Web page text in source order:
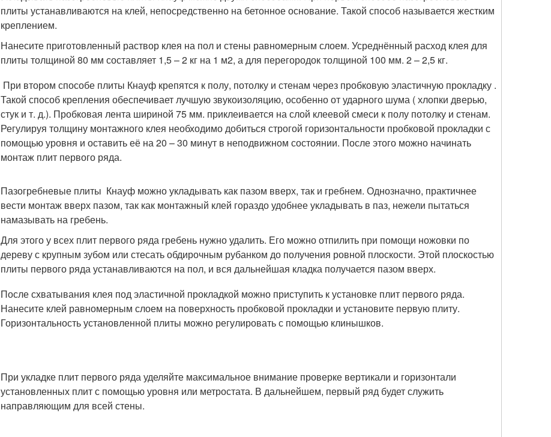
плиты устанавливаются на клей, непосредственно на бетонное основание. Такой способ называется жестким
креплением.
Нанесите приготовленный раствор клея на пол и стены равномерным слоем. Усреднённый расход клея для
плиты толщиной 80 мм составляет 1,5 – 2 кг на 1 м2, а для перегородок толщиной 100 мм. 2 – 2,5 кг.
При втором способе плиты Кнауф крепятся к полу, потолку и стенам через пробковую эластичную прокладку .
Такой способ крепления обеспечивает лучшую звукоизоляцию, особенно от ударного шума ( хлопки дверью,
стук и т. д.). Пробковая лента шириной 75 мм. приклеивается на слой клеевой смеси к полу потолку и стенам.
Регулируя толщину монтажного клея необходимо добиться строгой горизонтальности пробковой прокладки с
помощью уровня и оставить её на 20 – 30 минут в неподвижном состоянии. После этого можно начинать
монтаж плит первого ряда.
Пазогребневые плиты Кнауф можно укладывать как пазом вверх, так и гребнем. Однозначно, практичнее
вести монтаж вверх пазом, так как монтажный клей гораздо удобнее укладывать в паз, нежели пытаться
намазывать на гребень.
Для этого у всех плит первого ряда гребень нужно удалить. Его можно отпилить при помощи ножовки по
дереву с крупным зубом или стесать обдирочным рубанком до получения ровной плоскости. Этой плоскостью
плиты первого ряда устанавливаются на пол, и вся дальнейшая кладка получается пазом вверх.
После схватывания клея под эластичной прокладкой можно приступить к установке плит первого ряда.
Нанесите клей равномерным слоем на поверхность пробковой прокладки и установите первую плиту.
Горизонтальность установленной плиты можно регулировать с помощью клинышков.
При укладке плит первого ряда уделяйте максимальное внимание проверке вертикали и горизонтали
установленных плит с помощью уровня или метростата. В дальнейшем, первый ряд будет служить
направляющим для всей стены.